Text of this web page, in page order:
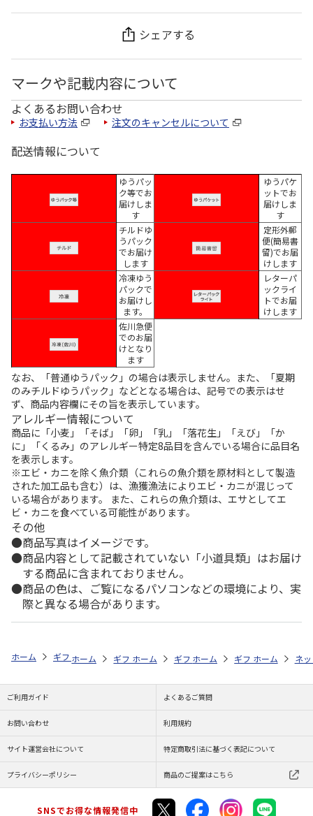
シェアする
マークや記載内容について
よくあるお問い合わせ
お支払い方法 注文のキャンセルについて
配送情報について
ゆうパッ
ク等でお
届けしま
す
ゆうパケ
ットでお
届けしま
す
チルドゆ
うパック
でお届け
します
定形外郵
便(簡易書
留)でお届
けします
冷凍ゆう
パックで
お届けし
ます。
レターパ
ックライ
トでお届
けします
佐川急便
でのお届
けとなり
ます
なお、「普通ゆうパック」の場合は表示しません。また、「夏期
のみチルドゆうパック」などとなる場合は、記号での表示はせ
ず、商品内容欄にその旨を表示しています。
アレルギー情報について
商品に「小麦」「そば」「卵」「乳」「落花生」「えび」「か
に」「くるみ」のアレルギー特定8品目を含んでいる場合に品目名
を表示します。
※エビ・カニを除く魚介類（これらの魚介類を原材料として製造
された加工品も含む）は、漁獲漁法によりエビ・カニが混じって
いる場合があります。 また、これらの魚介類は、エサとしてエ
ビ・カニを食べている可能性があります。
その他
商品写真はイメージです。
商品内容として記載されていない「小道具類」はお届け
する商品に含まれておりません。
商品の色は、ご覧になるパソコンなどの環境により、実
際と異なる場合があります。
ホーム ギフトストア お中元・夏ギフト特集 2026 お菓子・スイーツ
ホーム ギフトストア お中元・夏ギフト特集 2026
ホーム ギフトストア お中元・夏ギフト
ホーム ギフトストア お
ホーム ネ
ご利用ガイド よくあるご質問
お問い合わせ 利用規約
サイト運営会社について 特定商取引法に基づく表記について
プライバシーポリシー 商品のご提案はこちら
SNSでお得な情報発信中